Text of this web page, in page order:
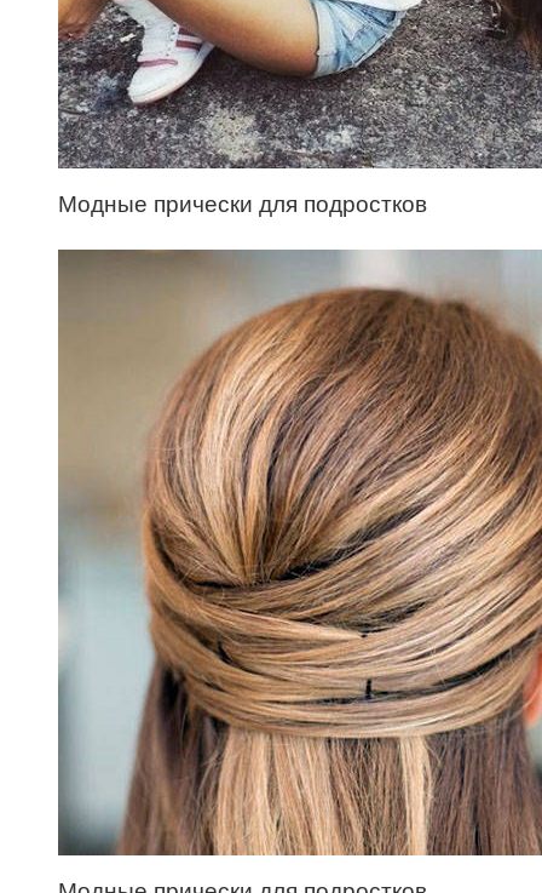
Модные прически для подростков